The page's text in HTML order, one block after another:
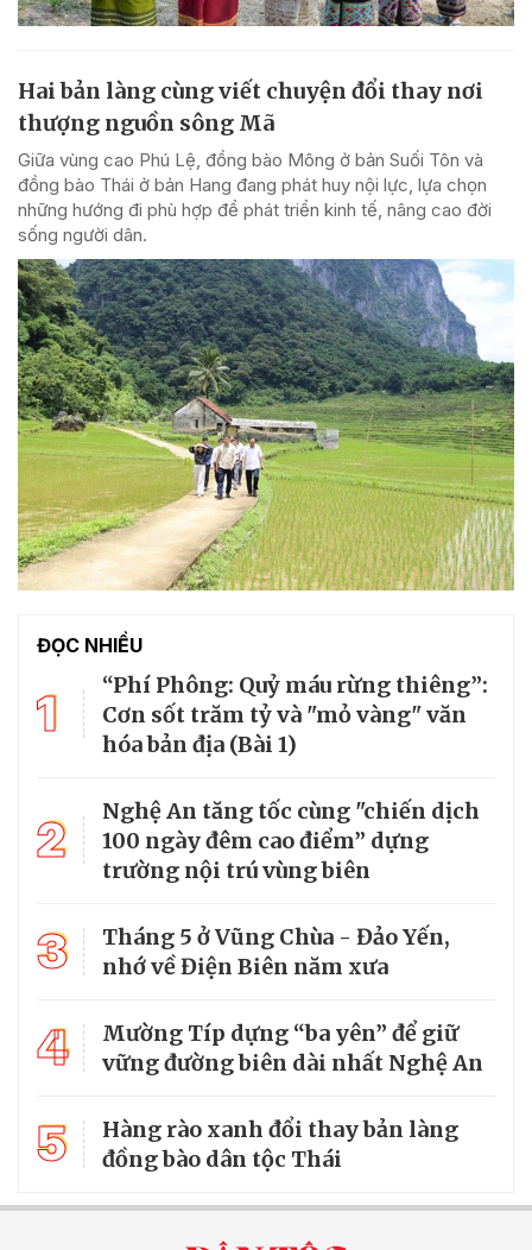
Hai bản làng cùng viết chuyện đổi thay nơi
thượng nguồn sông Mã
Giữa vùng cao Phú Lệ, đồng bào Mông ở bản Suối Tôn và
đồng bào Thái ở bản Hang đang phát huy nội lực, lựa chọn
những hướng đi phù hợp để phát triển kinh tế, nâng cao đời
sống người dân.
ĐỌC NHIỀU
1
“Phí Phông: Quỷ máu rừng thiêng”:
Cơn sốt trăm tỷ và "mỏ vàng" văn
hóa bản địa (Bài 1)
2
Nghệ An tăng tốc cùng "chiến dịch
100 ngày đêm cao điểm” dựng
trường nội trú vùng biên
3
Tháng 5 ở Vũng Chùa - Đảo Yến,
nhớ về Điện Biên năm xưa
4
Mường Típ dựng “ba yên” để giữ
vững đường biên dài nhất Nghệ An
5
Hàng rào xanh đổi thay bản làng
đồng bào dân tộc Thái